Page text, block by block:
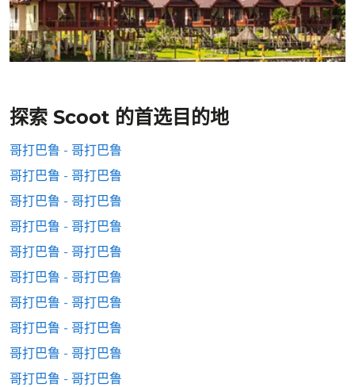
探索 Scoot 的首选目的地
哥打巴鲁 - 哥打巴鲁
哥打巴鲁 - 哥打巴鲁
哥打巴鲁 - 哥打巴鲁
哥打巴鲁 - 哥打巴鲁
哥打巴鲁 - 哥打巴鲁
哥打巴鲁 - 哥打巴鲁
哥打巴鲁 - 哥打巴鲁
哥打巴鲁 - 哥打巴鲁
哥打巴鲁 - 哥打巴鲁
哥打巴鲁 - 哥打巴鲁